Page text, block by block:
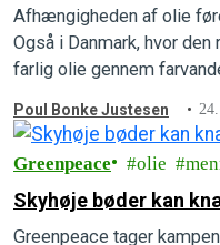
Afhængigheden af olie
Også i Danmark, hvor
farlig olie gennem
Poul Bonke Justesen
Greenpeace olie
Skyhøje bøder kan
Greenpeace tager